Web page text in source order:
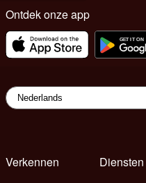
Ontdek onze app
Verkennen
Diensten